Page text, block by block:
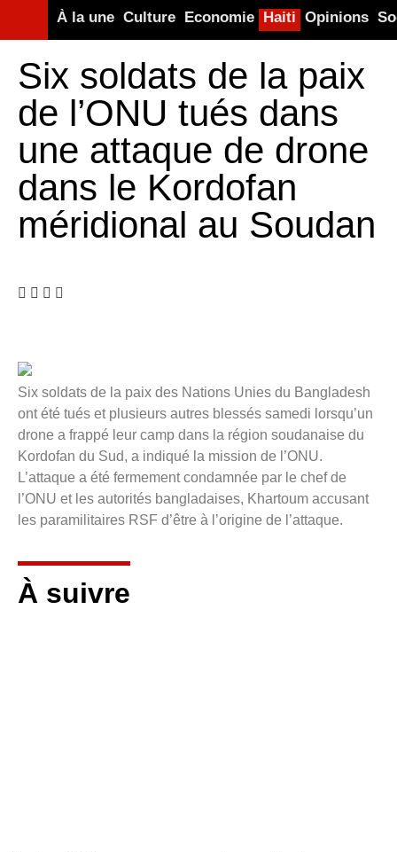
À la une Culture Economie Haiti Opinions
Six soldats de la paix
de l’ONU tués dans
une attaque de drone
dans le Kordofan
méridional au Soudan
Six soldats de la paix des Nations Unies du Bangladesh
ont été tués et plusieurs autres blessés samedi lorsqu’un
drone a frappé leur camp dans la région soudanaise du
Kordofan du Sud, a indiqué la mission de l’ONU.
L’attaque a été fermement condamnée par le chef de
l’ONU et les autorités bangladaises, Khartoum accusant
les paramilitaires RSF d’être à l’origine de l’attaque.
À suivre